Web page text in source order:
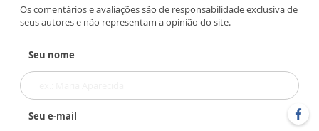
Os comentários e avaliações são de responsabilidade exclusiva de
seus autores e não representam a opinião do site.
Seu nome
Seu e-mail